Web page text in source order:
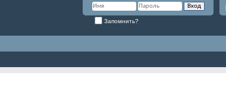
Запомнить?